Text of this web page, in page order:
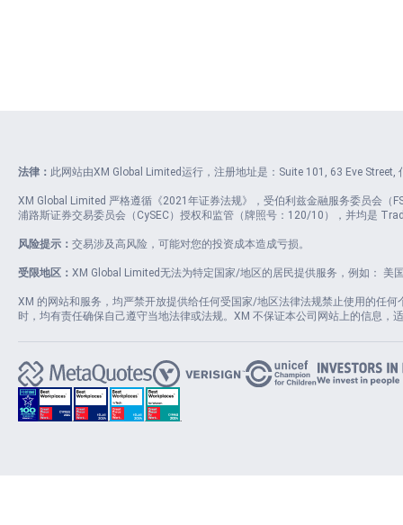
法律： 此网站由XM Global Limited运行，注册地址是：Suite 101, 63 Eve Street,
XM Global Limited 严格遵循《2021年证券法规》，受伯利兹金融服务委员会
浦路斯证券交易委员会（CySEC）授权和监管（牌照号：120/10），并均是
风险提示： 交易涉及高风险，可能对您的投资成本造成亏损。
受限地区： XM Global Limited无法为特定国家/地区的居民提供服务，例如： 美
XM 的网站和服务，均严禁开放提供给任何受国家/地区法律法规禁止使用的任
时，均有责任确保自己遵守当地法律或法规。XM 不保证本公司网站上的信息，